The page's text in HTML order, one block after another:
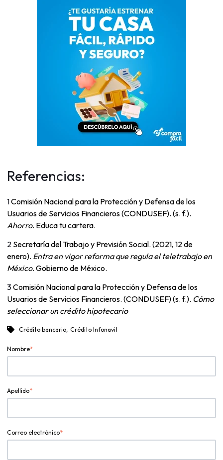
Referencias:
1Comisión Nacional para la Protección y Defensa de los
Usuarios de Servicios Financieros (CONDUSEF). (s. f.).
Ahorro. Educa tu cartera.
2 Secretaría del Trabajo y Previsión Social. (2021, 12 de
enero). Entra en vigor reforma que regula el teletrabajo en
México. Gobierno de México.
3Comisión Nacional para la Protección y Defensa de los
Usuarios de Servicios Financieros. (CONDUSEF) (s. f.). Cómo
seleccionar un crédito hipotecario
Crédito bancario, Crédito Infonavit
Nombre*
Apellido*
Correo electrónico*